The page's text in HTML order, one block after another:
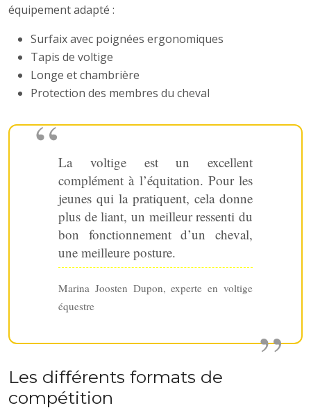
équipement adapté :
Surfaix avec poignées ergonomiques
Tapis de voltige
Longe et chambrière
Protection des membres du cheval
La voltige est un excellent
complément à l’équitation. Pour les
jeunes qui la pratiquent, cela donne
plus de liant, un meilleur ressenti du
bon fonctionnement d’un cheval,
une meilleure posture.
Marina Joosten Dupon, experte en voltige
équestre
Les différents formats de
compétition